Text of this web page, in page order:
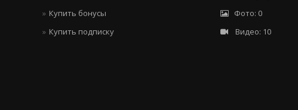
Купить бонусы
Купить подписку
Фото: 0
Видео: 10